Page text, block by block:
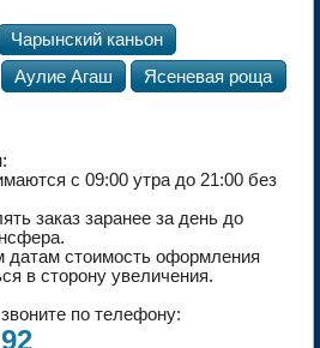
Чарынский каньон
Аулие Агаш
Ясеневая роща
с 09:00 утра до 21:00 без
заказ заранее за день до
датам стоимость оформления
в сторону увеличения.
по телефону: